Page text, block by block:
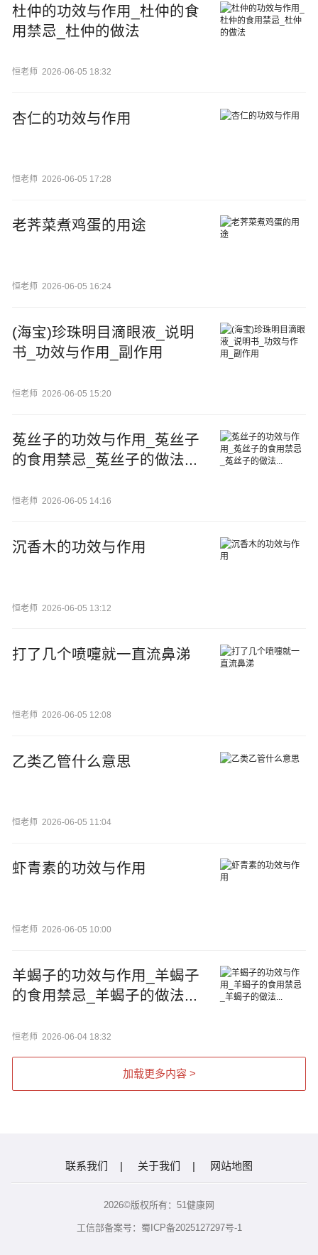
杜仲的功效与作用_杜仲的食
用禁忌_杜仲的做法
恒老师 2026-06-05 18:32
杏仁的功效与作用
恒老师 2026-06-05 17:28
老荠菜煮鸡蛋的用途
恒老师 2026-06-05 16:24
(海宝)珍珠明目滴眼液_说明
书_功效与作用_副作用
恒老师 2026-06-05 15:20
菟丝子的功效与作用_菟丝子
的食用禁忌_菟丝子的做法...
恒老师 2026-06-05 14:16
沉香木的功效与作用
恒老师 2026-06-05 13:12
打了几个喷嚏就一直流鼻涕
恒老师 2026-06-05 12:08
乙类乙管什么意思
恒老师 2026-06-05 11:04
虾青素的功效与作用
恒老师 2026-06-05 10:00
羊蝎子的功效与作用_羊蝎子
的食用禁忌_羊蝎子的做法...
恒老师 2026-06-04 18:32
加载更多内容 >
联系我们 | 关于我们 | 网站地图
2026©版权所有：51健康网
工信部备案号：蜀ICP备2025127297号-1